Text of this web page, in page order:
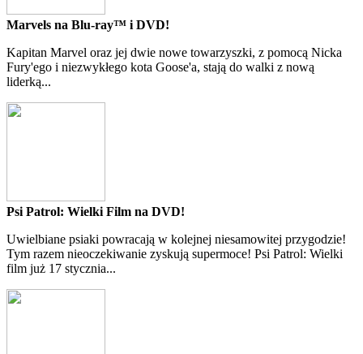
Marvels na Blu-ray™ i DVD!
Kapitan Marvel oraz jej dwie nowe towarzyszki, z pomocą Nicka
Fury'ego i niezwykłego kota Goose'a, stają do walki z nową
liderką...
Psi Patrol: Wielki Film na DVD!
Uwielbiane psiaki powracają w kolejnej niesamowitej przygodzie!
Tym razem nieoczekiwanie zyskują supermoce! Psi Patrol: Wielki
film już 17 stycznia...